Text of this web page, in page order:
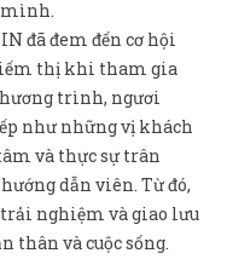
mình.
đã đem đến cơ hội
thị khi tham gia
trình, ngươi
như những vị khách
và thực sự trân
dẫn viên. Từ đó,
nghiệm và giao lưu
thân và cuộc sống.